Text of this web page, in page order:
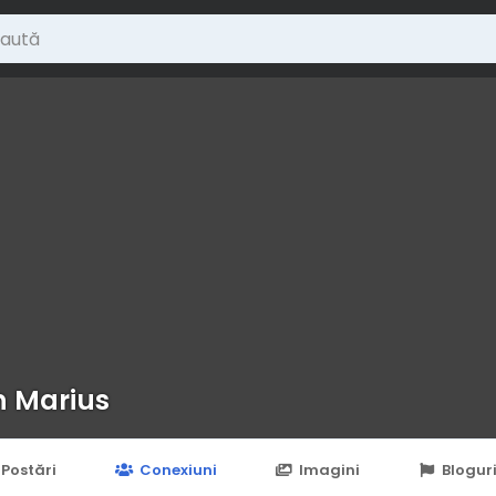
Marius
Postări Conexiuni Imagini